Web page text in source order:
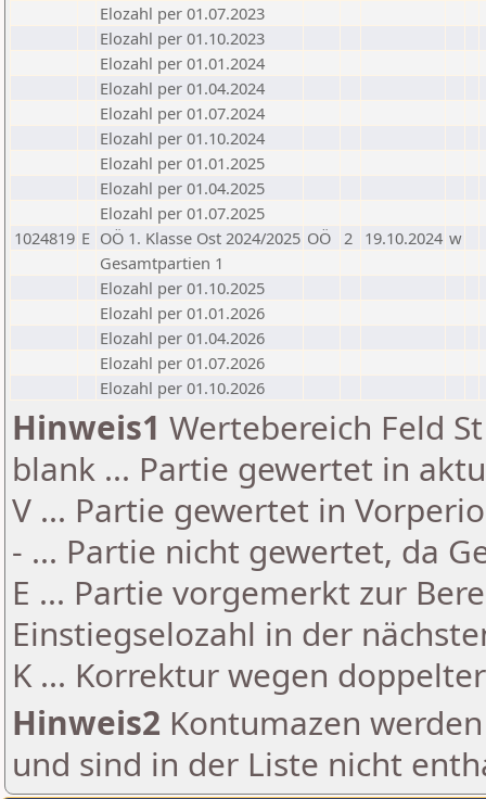
Elozahl per 01.07.2023
Elozahl per 01.10.2023
Elozahl per 01.01.2024
Elozahl per 01.04.2024
Elozahl per 01.07.2024
Elozahl per 01.10.2024
Elozahl per 01.01.2025
Elozahl per 01.04.2025
Elozahl per 01.07.2025
1024819 E OÖ 1. Klasse Ost 2024/2025 OÖ 2 19.10.2024 w
Gesamtpartien 1
Elozahl per 01.10.2025
Elozahl per 01.01.2026
Elozahl per 01.04.2026
Elozahl per 01.07.2026
Elozahl per 01.10.2026
Hinweis1 Wertebereich Feld
blank ... Partie gewertet in
V ... Partie gewertet in
- ... Partie nicht gewertet, da
E ... Partie vorgemerkt zur
Einstiegselozahl in der
K ... Korrektur wegen
Hinweis2 Kontumazen
und sind in der Liste nicht